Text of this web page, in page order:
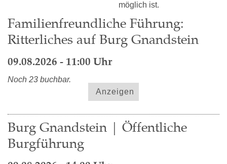
möglich ist.
Familienfreundliche Führung:
Ritterliches auf Burg Gnandstein
09.08.2026 - 11:00 Uhr
Noch 23 buchbar.
Anzeigen
Burg Gnandstein | Öffentliche
Burgführung